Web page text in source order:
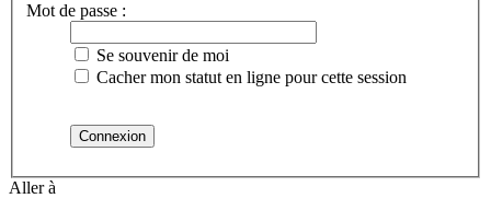
Mot de passe :
Se souvenir de moi
Cacher mon statut en ligne pour cette session
Aller à